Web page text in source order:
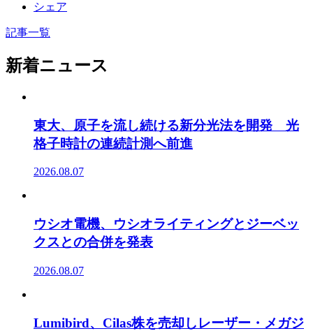
シェア
記事一覧
新着ニュース
東大、原子を流し続ける新分光法を開発 光
格子時計の連続計測へ前進
2026.08.07
ウシオ電機、ウシオライティングとジーベッ
クスとの合併を発表
2026.08.07
Lumibird、Cilas株を売却しレーザー・メガジ